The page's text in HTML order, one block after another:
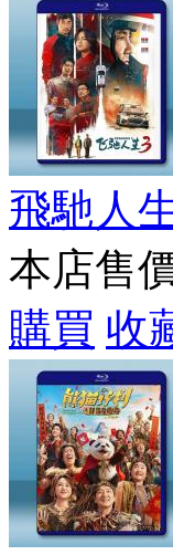
飛馳人
本店售
購買 收